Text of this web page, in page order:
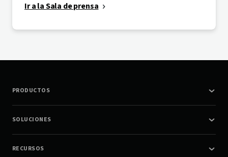
Ir a la Sala de prensa
PRODUCTOS
SOLUCIONES
RECURSOS